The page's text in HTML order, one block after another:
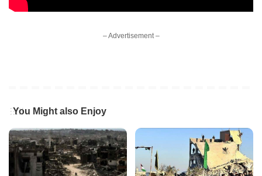
– Advertisement –
You Might also Enjoy